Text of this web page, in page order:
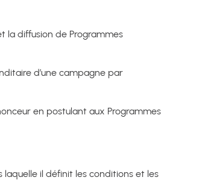
la diffusion de Programmes
d’une campagne par
en postulant aux Programmes
laquelle il définit les conditions et les